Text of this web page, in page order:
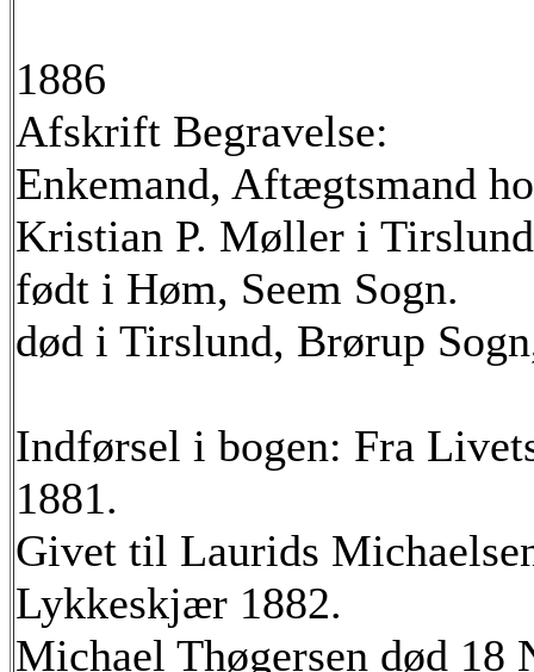
1886
Afskrift Begravelse:
Enkemand, Aftægtsmand
Kristian P. Møller i
født i Høm, Seem Sogn.
død i Tirslund, Brørup
Indførsel i bogen: Fra
1881.
Givet til Laurids
Lykkeskjær 1882.
Michael Thøgersen død 18